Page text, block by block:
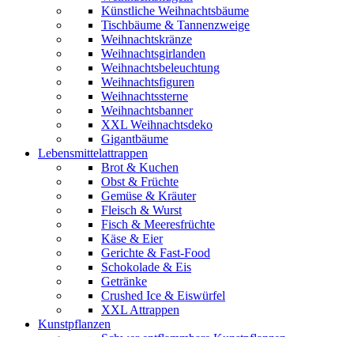
Künstliche Weihnachtsbäume
Tischbäume & Tannenzweige
Weihnachtskränze
Weihnachtsgirlanden
Weihnachtsbeleuchtung
Weihnachtsfiguren
Weihnachtssterne
Weihnachtsbanner
XXL Weihnachtsdeko
Gigantbäume
Lebensmittelattrappen
Brot & Kuchen
Obst & Früchte
Gemüse & Kräuter
Fleisch & Wurst
Fisch & Meeresfrüchte
Käse & Eier
Gerichte & Fast-Food
Schokolade & Eis
Getränke
Crushed Ice & Eiswürfel
XXL Attrappen
Kunstpflanzen